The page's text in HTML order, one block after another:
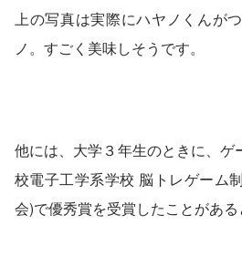
上の写真は実際にハヤノくんが
ノ。すごく美味しそうです。
他には、大学３年生のときに、ゲ
校電子工学系学校 脳トレゲーム
会)で優秀賞を受賞したことがある